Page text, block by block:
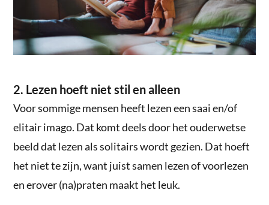
2. Lezen hoeft niet stil en alleen
Voor sommige mensen heeft lezen een saai en/of
elitair imago. Dat komt deels door het ouderwetse
beeld dat lezen als solitairs wordt gezien. Dat hoeft
het niet te zijn, want juist samen lezen of voorlezen
en erover (na)praten maakt het leuk.